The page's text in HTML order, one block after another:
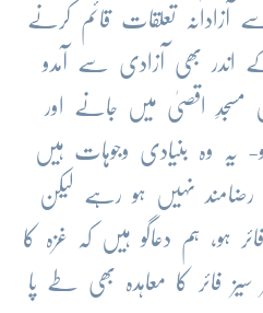
آزادانہ تعلقات قائم کرنے
اندر بھی آزادی سے آمدو
اقصیٰ میں جانے اور
یہ وہ بنیادی وجوہات ہیں
رضامند نہیں ہو رہے لیکن
ہو، ہم دعاگو ہیں کہ غزہ کا
فائر کا معاہدہ بھی طے پا